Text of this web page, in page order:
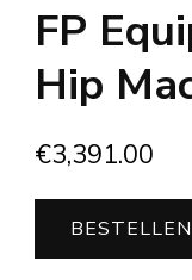
FP
Hip
€3,391.00
BESTELLEN